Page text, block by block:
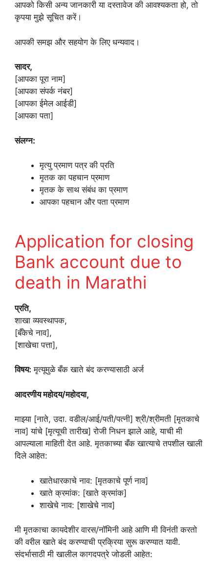
आपको किसी अन्य जानकारी या दस्तावेज की आवश्यकता हो, तो
कृपया मुझे सूचित करें।
आपकी समझ और सहयोग के लिए धन्यवाद।
सादर,
[आपका पूरा नाम]
[आपका संपर्क नंबर]
[आपका ईमेल आईडी]
[आपका पता]
संलग्न:
मृत्यु प्रमाण पत्र की प्रति
मृतक का पहचान प्रमाण
मृतक के साथ संबंध का प्रमाण
आपका पहचान और पता प्रमाण
Application for closing
Bank account due to
death in Marathi
प्रति,
शाखा व्यवस्थापक,
[बँकेचे नाव],
[शाखेचा पत्ता],
विषय: मृत्यूमुळे बँक खाते बंद करण्यासाठी अर्ज
आदरणीय महोदय/महोदया,
माझ्या [नाते, उदा. वडील/आई/पती/पत्नी] श्री/श्रीमती [मृतकाचे
नाव] यांचे [मृत्यूची तारीख] रोजी निधन झाले आहे, याची मी
आपल्याला माहिती देत आहे. मृतकाच्या बँक खात्याचे तपशील खाली
दिले आहेत:
खातेधारकाचे नाव: [मृतकाचे पूर्ण नाव]
खाते क्रमांक: [खाते क्रमांक]
शाखेचे नाव: [शाखेचे नाव]
मी मृतकाचा कायदेशीर वारस/नॉमिनी आहे आणि मी विनंती करतो
की वरील खाते बंद करण्याची प्रक्रिया सुरू करण्यात यावी.
संदर्भासाठी मी खालील कागदपत्रे जोडली आहेत: